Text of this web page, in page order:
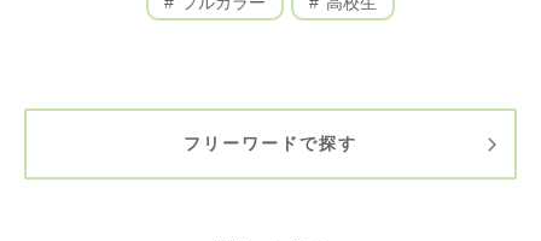
フリーワードで探す